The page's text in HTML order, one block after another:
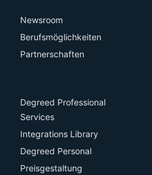
Newsroom
Berufsmöglichkeiten
Partnerschaften
Degreed Professional
Services
Integrations Library
Degreed Personal
Preisgestaltung